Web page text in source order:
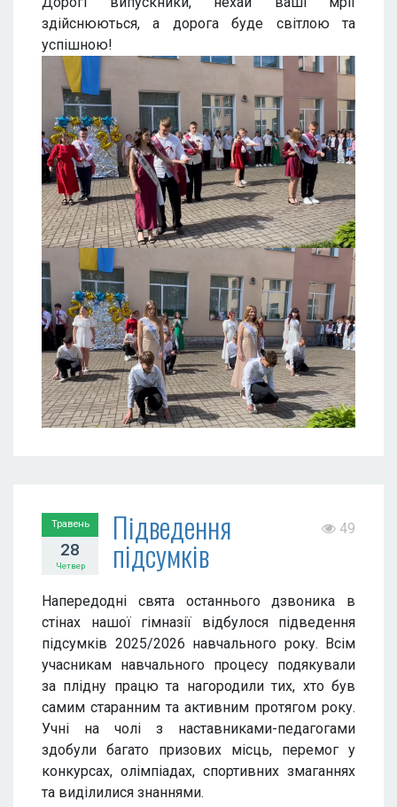
здійснюються, а дорога буде світлою та
успішною!
Травень
28
Четвер
Підведення
підсумків
49
Напередодні свята останнього дзвоника в
стінах нашої гімназії відбулося підведення
підсумків 2025/2026 навчального року. Всім
учасникам навчального процесу подякували
за плідну працю та нагородили тих, хто був
самим старанним та активним протягом року.
Учні на чолі з наставниками-педагогами
здобули багато призових місць, перемог у
конкурсах, олімпіадах, спортивних змаганнях
та виділилися знаннями.